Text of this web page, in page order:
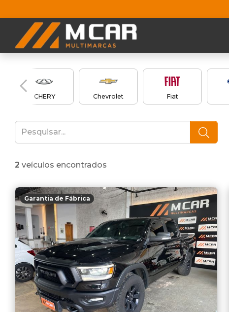
CHERY Chevrolet Fiat
2 veículos encontrados
Garantia de Fábrica